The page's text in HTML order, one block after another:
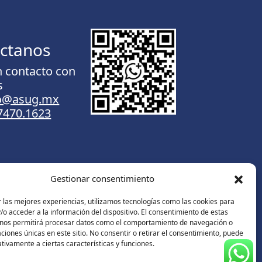
Gestionar consentimiento
las mejores experiencias, utilizamos tecnologías como las cookies para
acceder a la información del dispositivo. El consentimiento de estas
permitirá procesar datos como el comportamiento de navegación o
únicas en este sitio. No consentir o retirar el consentimiento, puede
a ciertas características y funciones.
contacto con
Contáctanos